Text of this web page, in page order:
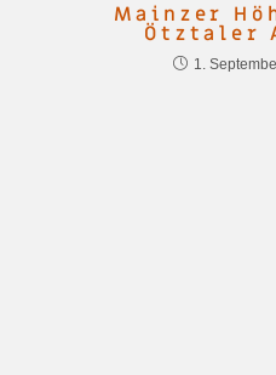
Mainzer
Ötztaler
1.